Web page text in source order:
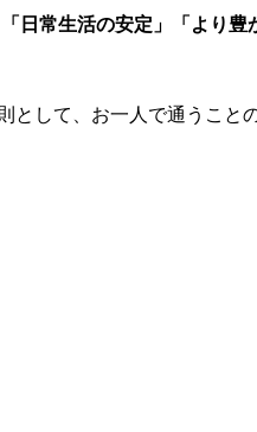
「日常生活の安定」「より豊